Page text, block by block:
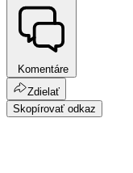
Komentáre
Zdielať
Skopírovať odkaz